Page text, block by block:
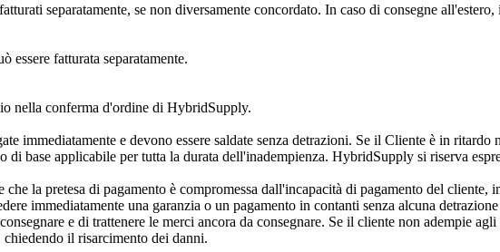
separatamente, se non diversamente concordato. In caso di consegne
essere fatturata separatamente.
nella conferma d'ordine di HybridSupply.
immediatamente e devono essere saldate senza detrazioni. Se il Cliente è in
di base applicabile per tutta la durata dell'inadempienza. HybridSupply si riserva
la pretesa di pagamento è compromessa dall'incapacità di pagamento del
immediatamente una garanzia o un pagamento in contanti senza alcuna
e di trattenere le merci ancora da consegnare. Se il cliente non adempie
il risarcimento dei danni.